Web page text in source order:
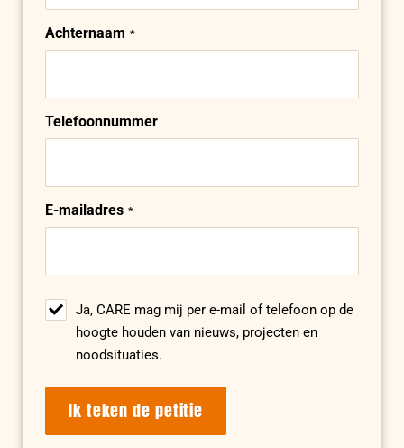
Achternaam
Telefoonnummer
E-mailadres
Ja, CARE mag mij per e-mail of telefoon op de
hoogte houden van nieuws, projecten en
noodsituaties.
Ik teken de petitie